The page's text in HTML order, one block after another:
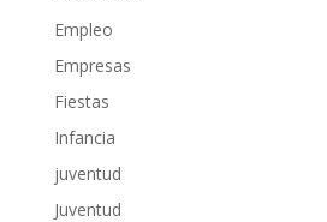
Empleo
Empresas
Fiestas
Infancia
juventud
Juventud